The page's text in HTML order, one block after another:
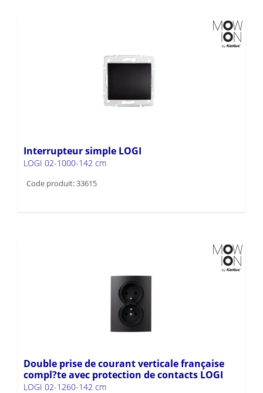
Interrupteur simple LOGI
LOGI 02-1000-142 cm
Code produit: 33615
Double prise de courant verticale française
compl?te avec protection de contacts LOGI
LOGI 02-1260-142 cm